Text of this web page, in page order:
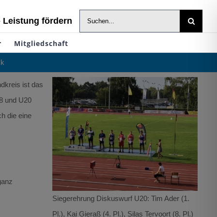
Leistung fördern
Suche
nach:
Mitgliedschaft
Siegerehrung Diskuswurf U20: Tim Ader (1.
Pl.), Kai Gieraß (4. Pl.), Silas Tervoort (8. Pl.)
ist das
und U20
die eine